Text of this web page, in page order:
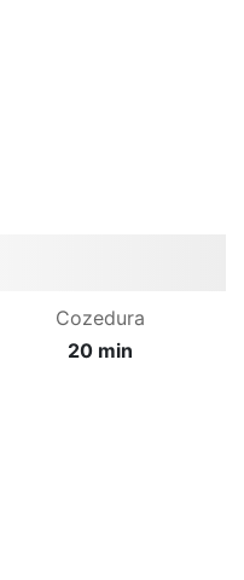
Cozedura
20 min